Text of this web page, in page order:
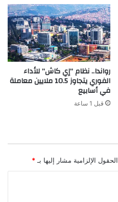
رواندا.. نظام “إي كاش” للأداء
الفوري يتجاوز 10.5 ملايين معاملة
في أسابيع
قبل 1 ساعة
الحقول الإلزامية مشار إليها بـ *